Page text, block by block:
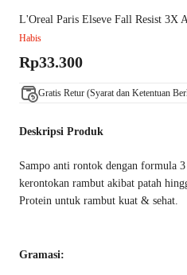
L'Oreal Paris Elseve Fall Resist 3X
Habis
Rp33.300
Gratis Retur (Syarat dan Ketentuan
Deskripsi Produk
Sampo anti rontok dengan formula
kerontokan rambut akibat patah
Protein untuk rambut kuat & sehat.
Gramasi: